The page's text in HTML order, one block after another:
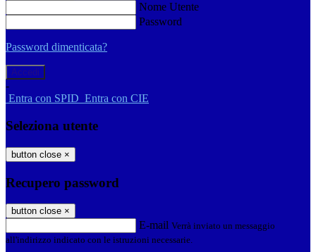
Nome Utente
Password
Password dimenticata?
-
Entra con SPID Entra con CIE
Seleziona utente
button close ×
Recupero password
button close ×
E-mail Verrà inviato un messaggio
all'indirizzo indicato con le istruzioni necessarie.